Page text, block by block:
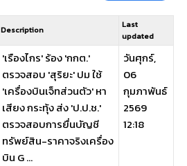
Description
Last
updated
'เรืองไกร' ร้อง 'กกต.'
ตรวจสอบ 'สุริยะ' ปม ใช้
'เครื่องบินเจ็ทส่วนตัว' หา
เสียง กระทุ้ง ส่ง 'ป.ป.ช.'
ตรวจสอบการยื่นบัญชี
ทรัพย์สิน-ราคาจริงเครื่อง
บิน G ...
วันศุกร์,
06
กุมภาพันธ์
2569
12:18